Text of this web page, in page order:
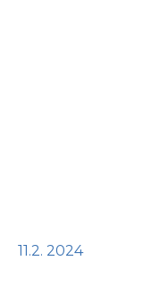
11.2. 2024